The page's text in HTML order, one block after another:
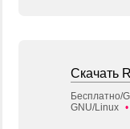
Скачать
Бесплатно/
GNU/Linux •